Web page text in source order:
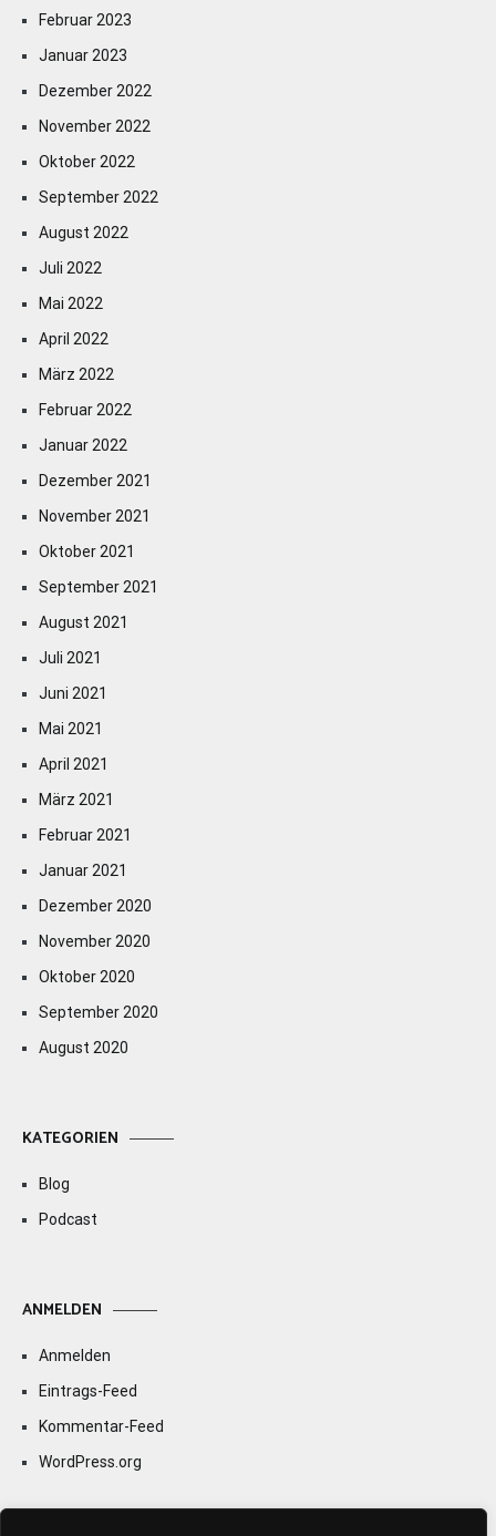
Februar 2023
Januar 2023
Dezember 2022
November 2022
Oktober 2022
September 2022
August 2022
Juli 2022
Mai 2022
April 2022
März 2022
Februar 2022
Januar 2022
Dezember 2021
November 2021
Oktober 2021
September 2021
August 2021
Juli 2021
Juni 2021
Mai 2021
April 2021
März 2021
Februar 2021
Januar 2021
Dezember 2020
November 2020
Oktober 2020
September 2020
August 2020
KATEGORIEN
Blog
Podcast
ANMELDEN
Anmelden
Eintrags-Feed
Kommentar-Feed
WordPress.org